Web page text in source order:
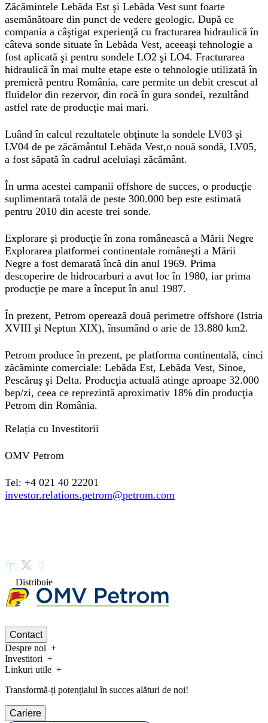
Zăcămintele Lebăda Est şi Lebăda Vest sunt foarte
asemănătoare din punct de vedere geologic. După ce
compania a câştigat experienţă cu fracturarea hidraulică în
câteva sonde situate în Lebăda Vest, aceeaşi tehnologie a
fost aplicată şi pentru sondele LO2 şi LO4. Fracturarea
hidraulică în mai multe etape este o tehnologie utilizată în
premieră pentru România, care permite un debit crescut al
fluidelor din rezervor, din rocă în gura sondei, rezultând
astfel rate de producţie mai mari.
Luând în calcul rezultatele obţinute la sondele LV03 şi
LV04 de pe zăcământul Lebăda Vest,o nouă sondă, LV05,
a fost săpată în cadrul aceluiaşi zăcământ.
În urma acestei campanii offshore de succes, o producţie
suplimentară totală de peste 300.000 bep este estimată
pentru 2010 din aceste trei sonde.
Explorare şi producţie în zona românească a Mării Negre
Explorarea platformei continentale româneşti a Mării
Negre a fost demarată încă din anul 1969. Prima
descoperire de hidrocarburi a avut loc în 1980, iar prima
producţie pe mare a început în anul 1987.
În prezent, Petrom operează două perimetre offshore (Istria
XVIII şi Neptun XIX), însumând o arie de 13.880 km2.
Petrom produce în prezent, pe platforma continentală, cinci
zăcăminte comerciale: Lebăda Est, Lebăda Vest, Sinoe,
Pescăruş şi Delta. Producţia actuală atinge aproape 32.000
bep/zi, ceea ce reprezintă aproximativ 18% din producţia
Petrom din România.
Relația cu Investitorii
OMV Petrom
Tel: +4 021 40 22201
investor.relations.petrom@petrom.com
Distribuie
Contact
Despre noi
Investitori
Linkuri utile
Transformă-ți potențialul în succes alături de noi!
Cariere